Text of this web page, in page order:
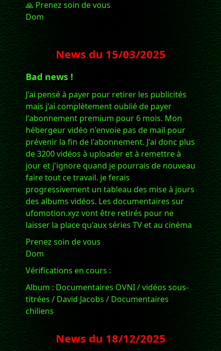
🙏 Prenez soin de vous
Dom
News du 15/03/2025
Bad news !
J'ai pensé à payer pour retirer les publicités
mais j'ai complètement oublié de payer
l'abonnement premium pour 6 mois. Mon
hébergeur vidéo n'envoie pas de mail pour
prévenir la fin de l'abonnement. J'ai donc plus
de 3200 vidéos à uploader et à remettre à
jour et j'ignore quand je pourrais de nouveau
faire tout ce travail. je ferais
progressivement un tableau des mise à jours
des albums vidéos. Les documentaires sur
ufomotion.xyz vont être retirés pour ne
laisser la place qu'aux séries TV et au cinéma
Prenez soin de vous
Dom
Vérifications en cours :
Album : Documentaires OVNI / vidéos sous-
titrées / David Jacobs / Documentaires
chiliens
News du 18/12/2025